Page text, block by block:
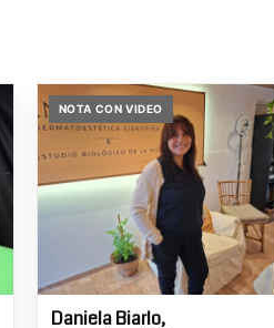
NOTA CON VIDEO
Daniela Biarlo,